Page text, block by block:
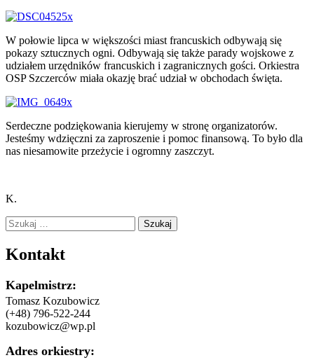
W połowie lipca w większości miast francuskich odbywają się
pokazy sztucznych ogni. Odbywają się także parady wojskowe z
udziałem urzędników francuskich i zagranicznych gości. Orkiestra
OSP Szczerców miała okazję brać udział w obchodach święta.
Serdeczne podziękowania kierujemy w stronę organizatorów.
Jesteśmy wdzięczni za zaproszenie i pomoc finansową. To było dla
nas niesamowite przeżycie i ogromny zaszczyt.
K.
Szukaj:
Kontakt
Kapelmistrz:
Tomasz Kozubowicz
(+48) 796-522-244
kozubowicz@wp.pl
Adres orkiestry: